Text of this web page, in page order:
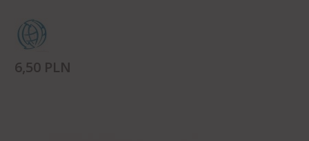
6,50 PLN